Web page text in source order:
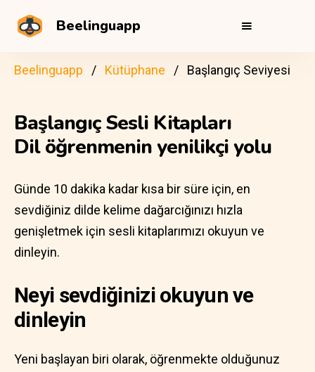
Beelinguapp
Beelinguapp Kütüphane Başlangıç Seviyesi
Başlangıç Sesli Kitapları
Dil öğrenmenin yenilikçi yolu
Günde 10 dakika kadar kısa bir süre için, en
sevdiğiniz dilde kelime dağarcığınızı hızla
genişletmek için sesli kitaplarımızı okuyun ve
dinleyin.
Neyi sevdiğinizi okuyun ve
dinleyin
Yeni başlayan biri olarak, öğrenmekte olduğunuz